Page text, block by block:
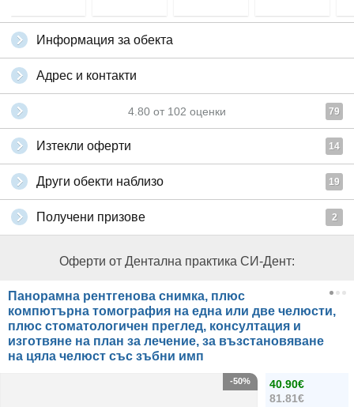
Информация за обекта
Адрес и контакти
4.80 от 102 оценки 79
Изтекли оферти 14
Други обекти наблизо 19
Получени призове 2
Оферти от Дентална практика СИ-Дент:
Панорамна рентгенова снимка, плюс
компютърна томография на една или две челюсти,
плюс стоматологичен преглед, консултация и
изготвяне на план за лечение, за възстановяване
на цяла челюст със зъбни имп
40.90€
81.81€
-50%